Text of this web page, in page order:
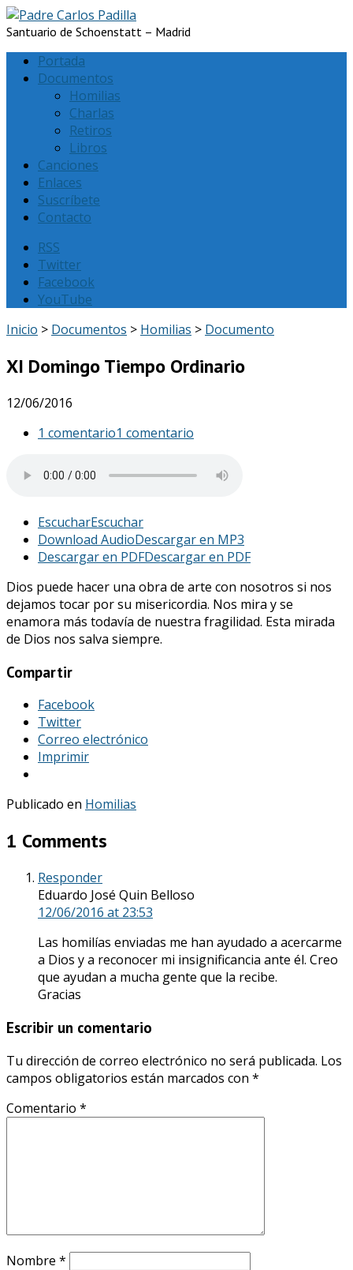
Santuario de Schoenstatt – Madrid
Portada
Documentos
Homilias
Charlas
Retiros
Libros
Canciones
Enlaces
Suscríbete
Contacto
RSS
Twitter
Facebook
YouTube
Inicio > Documentos > Homilias > Documento
XI Domingo Tiempo Ordinario
12/06/2016
1 comentario1 comentario
EscucharEscuchar
Download AudioDescargar en MP3
Descargar en PDFDescargar en PDF
Dios puede hacer una obra de arte con nosotros si nos
dejamos tocar por su misericordia. Nos mira y se
enamora más todavía de nuestra fragilidad. Esta mirada
de Dios nos salva siempre.
Compartir
Facebook
Twitter
Correo electrónico
Imprimir
Publicado en Homilias
1 Comments
Responder
Eduardo José Quin Belloso
12/06/2016 at 23:53
Las homilías enviadas me han ayudado a acercarme
a Dios y a reconocer mi insignificancia ante él. Creo
que ayudan a mucha gente que la recibe.
Gracias
Escribir un comentario
Tu dirección de correo electrónico no será publicada. Los
campos obligatorios están marcados con *
Comentario *
Nombre *